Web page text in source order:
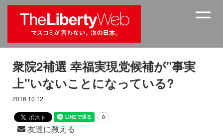
衆院2補選 幸福実現党候補が"事実
上"いないことになっている?
2016.10.12
友達に教える